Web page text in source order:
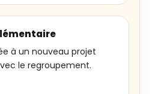
à un nouveau projet
le regroupement.